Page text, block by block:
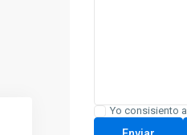
Yo consisiento a